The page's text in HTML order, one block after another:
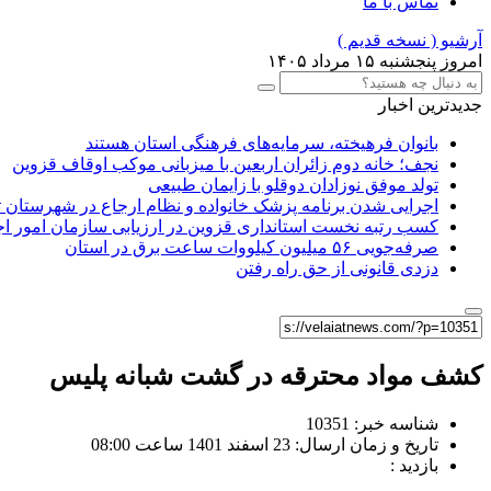
آرشیو ( نسخه قدیم )
امروز پنجشنبه ۱۵ مرداد ۱۴۰۵
جدیدترین اخبار
بانوان فرهیخته، سرمایه‌های فرهنگی استان هستند
نجف؛ خانه دوم زائران اربعین با میزبانی موکب اوقاف قزوین
تولد موفق نوزادان دوقلو با زایمان طبیعی
اجرایی شدن برنامه پزشک خانواده و نظام ارجاع در شهرستان
کسب رتبه نخست استانداری قزوین در ارزیابی سازمان امور
صرفه‌جویی ۵۶ میلیون کیلووات‌ ساعت برق در استان
دزدی قانونی از حق راه رفتن
کشف مواد محترقه در گشت شبانه پلیس
شناسه خبر: 10351
تاریخ و زمان ارسال: 23 اسفند 1401 ساعت 08:00
بازدید :